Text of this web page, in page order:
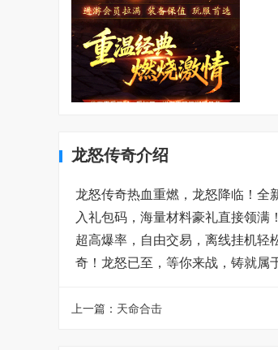
龙怒传奇介绍
龙怒传奇热血重燃，龙怒降临！全
入礼包码，海量材料豪礼直接领满
超高爆率，自由交易，离线挂机轻
奇！龙怒已至，等你来战，铸就属
上一篇： 天命合击